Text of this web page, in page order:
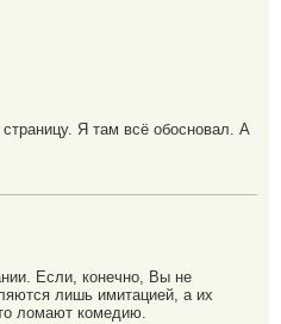
Я там всё обосновал. А
Если, конечно, Вы не
лишь имитацией, а их
ломают комедию.